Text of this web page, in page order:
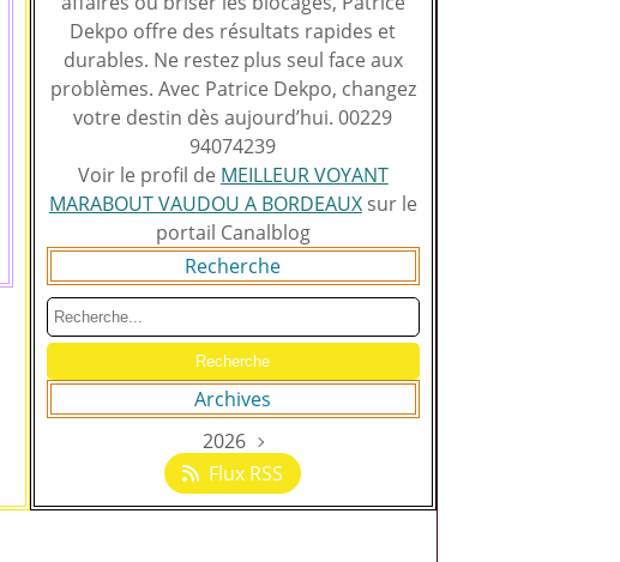
Dekpo offre des résultats rapides et
durables. Ne restez plus seul face aux
problèmes. Avec Patrice Dekpo, changez
votre destin dès aujourd’hui. 00229
94074239
Voir le profil de MEILLEUR VOYANT
MARABOUT VAUDOU A BORDEAUXsur le
portail Canalblog
Recherche
Archives
2026
Août(129)
Flux RSS